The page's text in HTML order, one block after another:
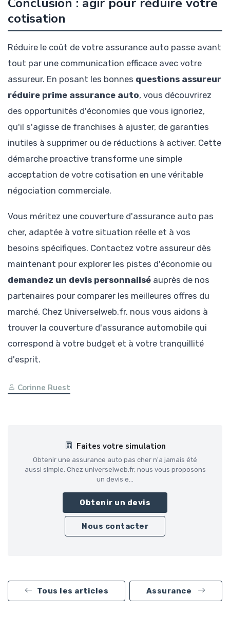
cotisation
Réduire le coût de votre assurance auto passe avant
tout par une communication efficace avec votre
assureur. En posant les bonnes questions assureur
réduire prime assurance auto, vous découvrirez
des opportunités d'économies que vous ignoriez,
qu'il s'agisse de franchises à ajuster, de garanties
inutiles à supprimer ou de réductions à activer. Cette
démarche proactive transforme une simple
acceptation de votre cotisation en une véritable
négociation commerciale.
Vous méritez une couverture d'assurance auto pas
cher, adaptée à votre situation réelle et à vos
besoins spécifiques. Contactez votre assureur dès
maintenant pour explorer les pistes d'économie ou
demandez un devis personnalisé auprès de nos
partenaires pour comparer les meilleures offres du
marché. Chez Universelweb.fr, nous vous aidons à
trouver la couverture d'assurance automobile qui
correspond à votre budget et à votre tranquillité
d'esprit.
Corinne Ruest
Faites votre simulation
Obtenir une assurance auto pas cher n'a jamais été
aussi simple. Chez universelweb.fr, nous vous proposons
un devis e...
Obtenir un devis
Nous contacter
Tous les articles Assurance